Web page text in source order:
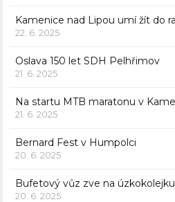
Kamenice nad Lipou umí žít do
22. 6. 2025
Oslava 150 let SDH Pelhřimov
21. 6. 2025
Na startu MTB maratonu v
21. 6. 2025
Bernard Fest v Humpolci
20. 6. 2025
Bufetový vůz zve na úzkokolejku
20. 6. 2025